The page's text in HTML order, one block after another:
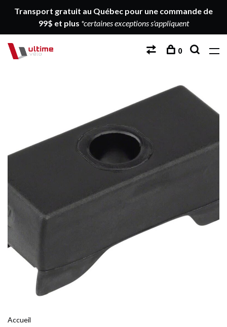
Transport gratuit au Québec pour une commande de
99$ et plus *certaines exceptions s'appliquent
0
Accueil